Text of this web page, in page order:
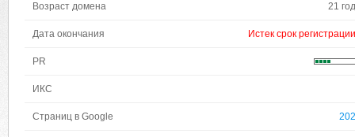
Возраст домена 21 год
Дата окончания Истек срок регистрации
PR
ИКС
Страниц в Google 202